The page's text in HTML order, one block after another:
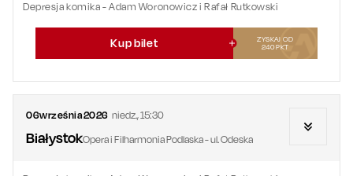
Depresja komika - Adam Woronowicz i Rafał Rutkowski
Kup bilet
ZYSKAJ OD
240PKT
06września2026 niedz.,15:30
BiałystokOpera i Filharmonia Podlaska - ul. Odeska